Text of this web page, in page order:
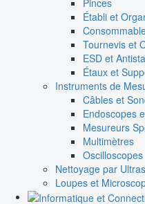
Établi et
Tournevis et
ESD et
Étaux et
Instruments de
Câbles et
Endoscopes
Mesureurs
Multimètres
Oscilloscopes
Nettoyage par
Loupes et